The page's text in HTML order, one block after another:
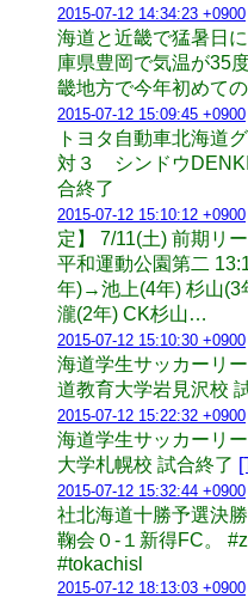
2015-07-12 14:34:23 +0900
海道と近畿で猛暑日に
庫県豊岡で気温が35
畿地方で今年初めて
2015-07-12 15:09:45 +0900
トヨタ自動車北海道
対３ シンドウ
合終了
2015-07-12 15:10:12 +0900
定】 7/11(土) 前期リ
平和運動公園第二
年)→池上(4年) 杉山(3
瀧(2年) CK杉山…
2015-07-12 15:10:30 +0900
海道学生サッカーリ
道教育大学岩見沢校
2015-07-12 15:22:32 +0900
海道学生サッカーリ
大学札幌校 試合終了
2015-07-12 15:32:44 +0900
社北海道十勝予選決
鞠会０-１新得FC。
#tokachisl
2015-07-12 18:13:03 +0900